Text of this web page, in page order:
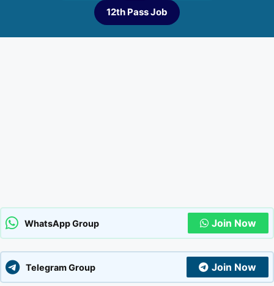
12th Pass Job
WhatsApp Group Join Now
Telegram Group Join Now